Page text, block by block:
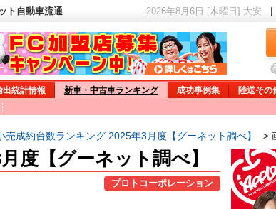
ト自動車流通 2026年8月6日 [木曜日] 大安
出統計情報 新車・中古車ランキング 成功事例集 陸送その
売成約台数ランキング 2025年3月度【グーネット調べ】 >
度【グーネット調べ】
プロトコーポレーション